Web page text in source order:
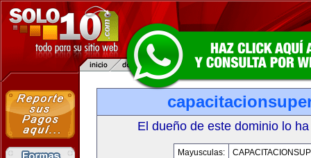
El dueño de este dominio lo
Mayusculas: